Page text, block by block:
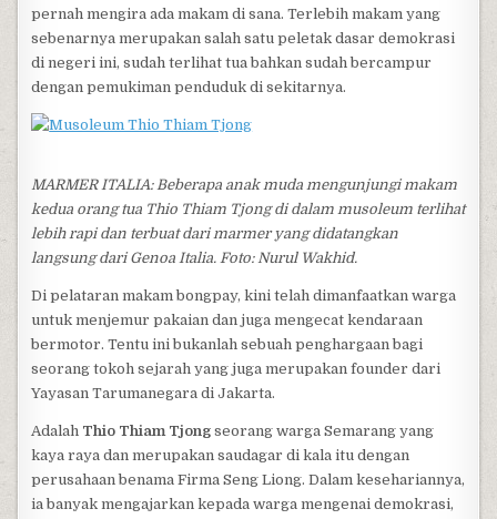
pernah mengira ada makam di sana. Terlebih makam yang
sebenarnya merupakan salah satu peletak dasar demokrasi
di negeri ini, sudah terlihat tua bahkan sudah bercampur
dengan pemukiman penduduk di sekitarnya.
MARMER ITALIA: Beberapa anak muda mengunjungi makam
kedua orang tua Thio Thiam Tjong di dalam musoleum terlihat
lebih rapi dan terbuat dari marmer yang didatangkan
langsung dari Genoa Italia. Foto: Nurul Wakhid.
Di pelataran makam bongpay, kini telah dimanfaatkan warga
untuk menjemur pakaian dan juga mengecat kendaraan
bermotor. Tentu ini bukanlah sebuah penghargaan bagi
seorang tokoh sejarah yang juga merupakan founder dari
Yayasan Tarumanegara di Jakarta.
Adalah Thio Thiam Tjong seorang warga Semarang yang
kaya raya dan merupakan saudagar di kala itu dengan
perusahaan benama Firma Seng Liong. Dalam kesehariannya,
ia banyak mengajarkan kepada warga mengenai demokrasi,